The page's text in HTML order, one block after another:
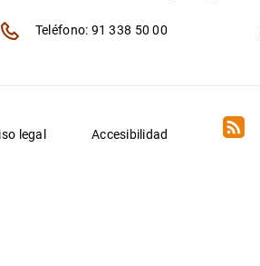
Teléfono: 91 338 50 00
legal Accesibilidad RSS